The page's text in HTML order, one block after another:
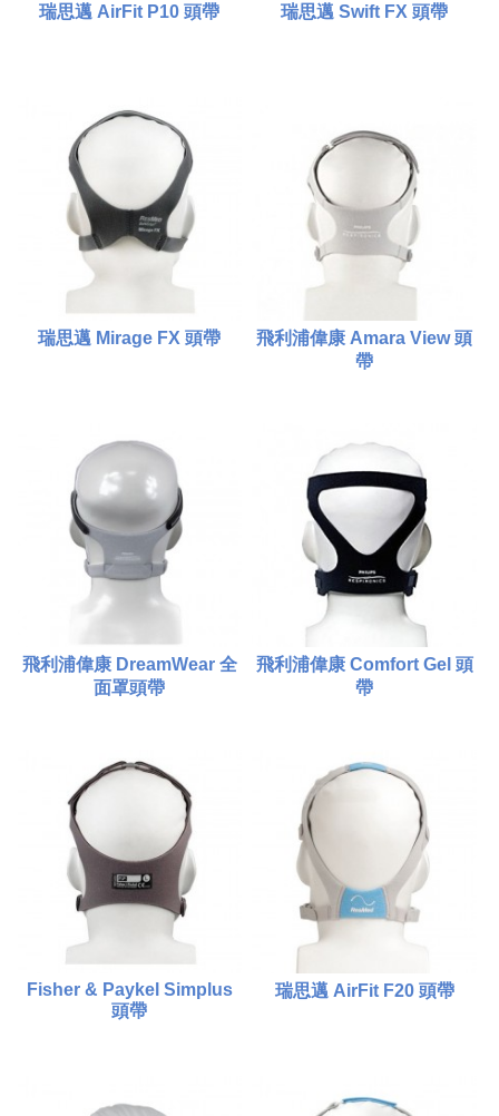
瑞思邁 AirFit P10 頭帶
添加到購物車
瑞思邁 Swift FX 頭帶
比較
添加到購物車
瑞思邁 Mirage FX 頭帶
比較
添加到購物車
飛利浦偉康 Amara View 頭
帶
比較
添加到購物車
飛利浦偉康 DreamWear 全
面罩頭帶
$480.00
添加到購物車
飛利浦偉康 Comfort Gel 頭
帶
$240.00
添加到購物車
Fisher & Paykel Simplus
頭帶
瑞思邁 AirFit F20 頭帶